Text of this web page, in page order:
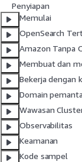
Penyiapan
Memulai
OpenSearch
Amazon Tanpa
Membuat dan
Bekerja dengan
Domain
Wawasan
Observabilitas
Keamanan
Kode sampel